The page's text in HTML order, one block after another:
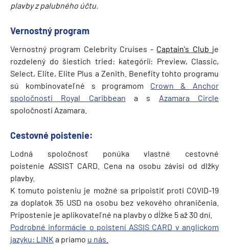
plavby z palubného účtu.
Vernostný program
Vernostný program Celebrity Cruises - Captain's Club je
rozdelený do šiestich tried: kategórií: Preview, Classic,
Select, Elite, Elite Plus a Zenith. Benefity tohto programu
sú kombinovateľné s programom Crown & Anchor
spoločnosti Royal Caribbean a s Azamara Circle
spoločnosti Azamara.
Cestovné poistenie:
Lodná spoločnosť ponúka vlastné cestovné
poistenie ASSIST CARD. Cena na osobu závisí od dlžky
plavby.
K tomuto poisteniu je možné sa pripoistiť proti COVID-19
za doplatok 35 USD na osobu bez vekového ohraničenia.
Pripostenie je aplikovateľné na plavby o dĺžke 5 až 30 dní.
Podrobné informácie o poistení ASSIS CARD v anglickom
jazyku: LINK a priamo u nás.